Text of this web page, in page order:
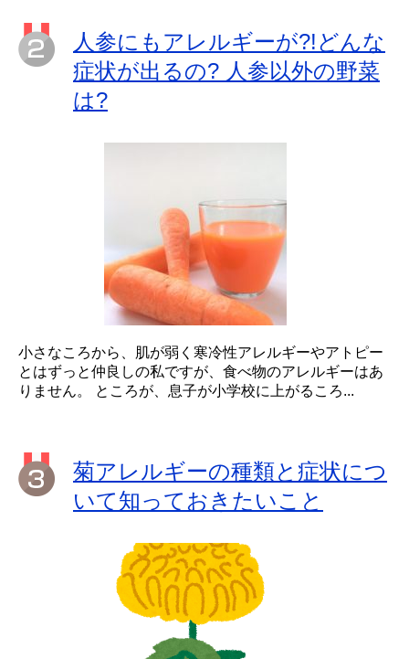
人参にもアレルギーが?!どんな
症状が出るの? 人参以外の野菜
は?
小さなころから、肌が弱く寒冷性アレルギーやアトピー
とはずっと仲良しの私ですが、食べ物のアレルギーはあ
りません。 ところが、息子が小学校に上がるころ...
菊アレルギーの種類と症状につ
いて知っておきたいこと